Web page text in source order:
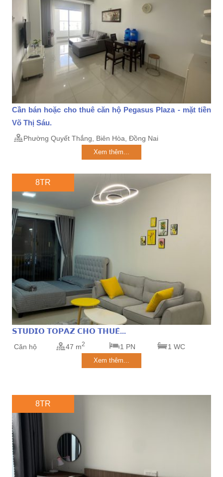
Cần bán hoặc cho thuê căn hộ Pegasus Plaza - mặt tiền
Võ Thị Sáu.
Phường Quyết Thắng, Biên Hòa, Đồng Nai
Xem thêm...
8TR
𝗦𝗧𝗨𝗗𝗜𝗢 𝗧𝗢𝗣𝗔𝗭 𝗖𝗛𝗢 𝗧𝗛𝗨𝗘̂...
Căn hộ 47 m2 1 PN 1 WC
Xem thêm...
8TR